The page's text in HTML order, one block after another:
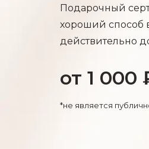
Подарочный
хороший способ
действительно
от 1 000
*не является